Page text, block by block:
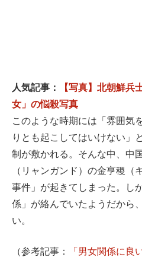
人気記事：
【写真】北朝鮮兵
女」の悩殺写真
このような時期には「雰囲気
りとも起こしてはいけない」
制が敷かれる。そんな中、中
（リャンガンド）の金亨稷（
事件」が起きてしまった。し
係」が絡んでいたようだから
い。
（参考記事：
「男女関係に良